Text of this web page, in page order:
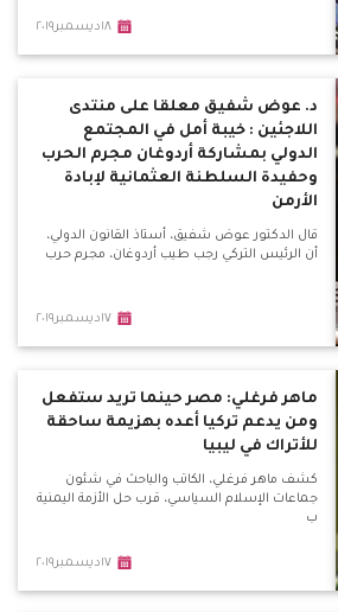
١٨ديسمبر٢٠١٩
د. عوض شفيق معلقا على منتدى
اللاجئين : خيبة أمل في المجتمع
الدولي بمشاركة أردوغان مجرم الحرب
وحفيدة السلطنة العثمانية لإبادة
الأرمن
قال الدكتور عوض شفيق، أستاذ القانون الدولي،
أن الرئيس التركي رجب طيب أردوغان، مجرم حرب
١٧ديسمبر٢٠١٩
ماهر فرغلي: مصر حينما تريد ستفعل
ومن يدعم تركيا أعده بهزيمة ساحقة
للأتراك في ليبيا
كشف ماهر فرغلي، الكاتب والباحث في شئون
جماعات الإسلام السياسي، قرب حل الأزمة اليمنية
ب
١٧ديسمبر٢٠١٩